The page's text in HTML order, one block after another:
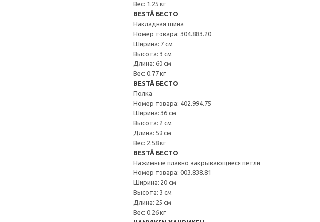
Вес: 1.25 кг
BESTÅ БЕСТО
Накладная шина
Номер товара: 304.883.20
Ширина: 7 см
Высота: 3 см
Длина: 60 см
Вес: 0.77 кг
BESTÅ БЕСТО
Полка
Номер товара: 402.994.75
Ширина: 36 см
Высота: 2 см
Длина: 59 см
Вес: 2.58 кг
BESTÅ БЕСТО
Нажимные плавно закрывающиеся петли
Номер товара: 003.838.81
Ширина: 20 см
Высота: 3 см
Длина: 25 см
Вес: 0.26 кг